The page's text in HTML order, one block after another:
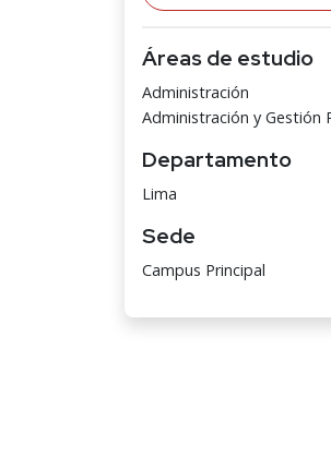
Áreas de estudio
Administración
Administración y Gestión
Departamento
Lima
Sede
Campus Principal